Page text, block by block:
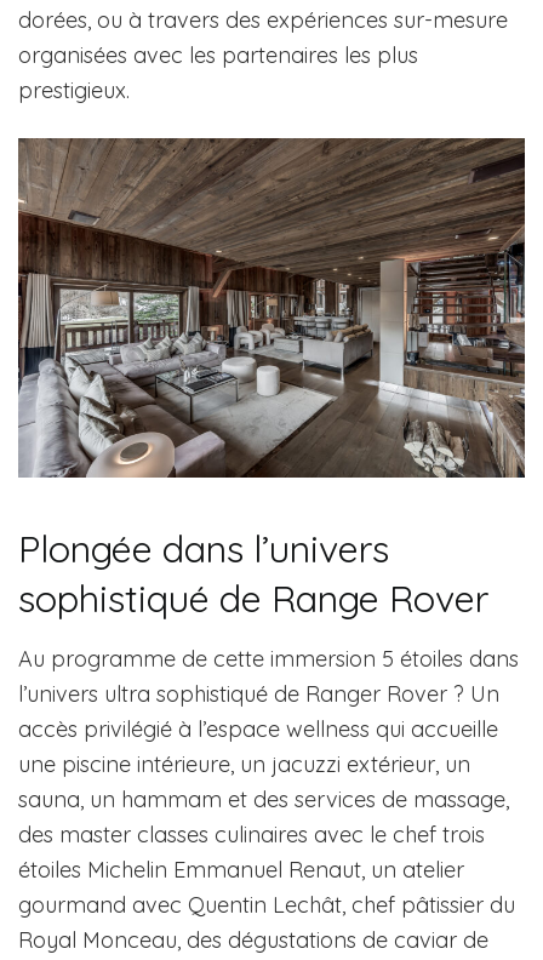
dorées, ou à travers des expériences sur-mesure
organisées avec les partenaires les plus
prestigieux.
Plongée dans l’univers
sophistiqué de Range Rover
Au programme de cette immersion 5 étoiles dans
l’univers ultra sophistiqué de Ranger Rover ? Un
accès privilégié à l’espace wellness qui accueille
une piscine intérieure, un jacuzzi extérieur, un
sauna, un hammam et des services de massage,
des master classes culinaires avec le chef trois
étoiles Michelin Emmanuel Renaut, un atelier
gourmand avec Quentin Lechât, chef pâtissier du
Royal Monceau, des dégustations de caviar de